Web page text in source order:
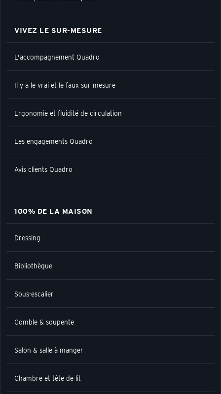
VIVEZ LE SUR-MESURE
L'accompagnement Quadro
Il y a le vrai et le faux sur-mesure
Ergonomie et fluidité de circulation
Les engagements Quadro
Avis clients Quadro
100% DE LA MAISON
Dressing
Bibliothèque
Sous-escalier
Comble & soupente
Salon & salle à manger
Chambre et tête de lit